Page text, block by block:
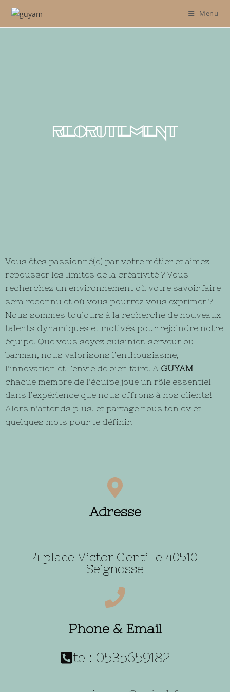
Menu
recrutement
Vous êtes passionné(e) par votre métier et aimez
repousser les limites de la créativité ? Vous
recherchez un environnement où votre savoir faire
sera reconnu et où vous pourrez vous exprimer ?
Nous sommes toujours à la recherche de nouveaux
talents dynamiques et motivés pour rejoindre notre
équipe. Que vous soyez cuisinier, serveur ou
barman, nous valorisons l’enthousiasme,
l’innovation et l’envie de bien faire! A GUYAM
chaque membre de l’équipe joue un rôle essentiel
dans l’expérience que nous offrons à nos clients!
Alors n’attends plus, et partage nous ton cv et
quelques mots pour te définir.
Adresse
4 place Victor Gentille 40510
Seignosse
Phone & Email
tel: 0535659182